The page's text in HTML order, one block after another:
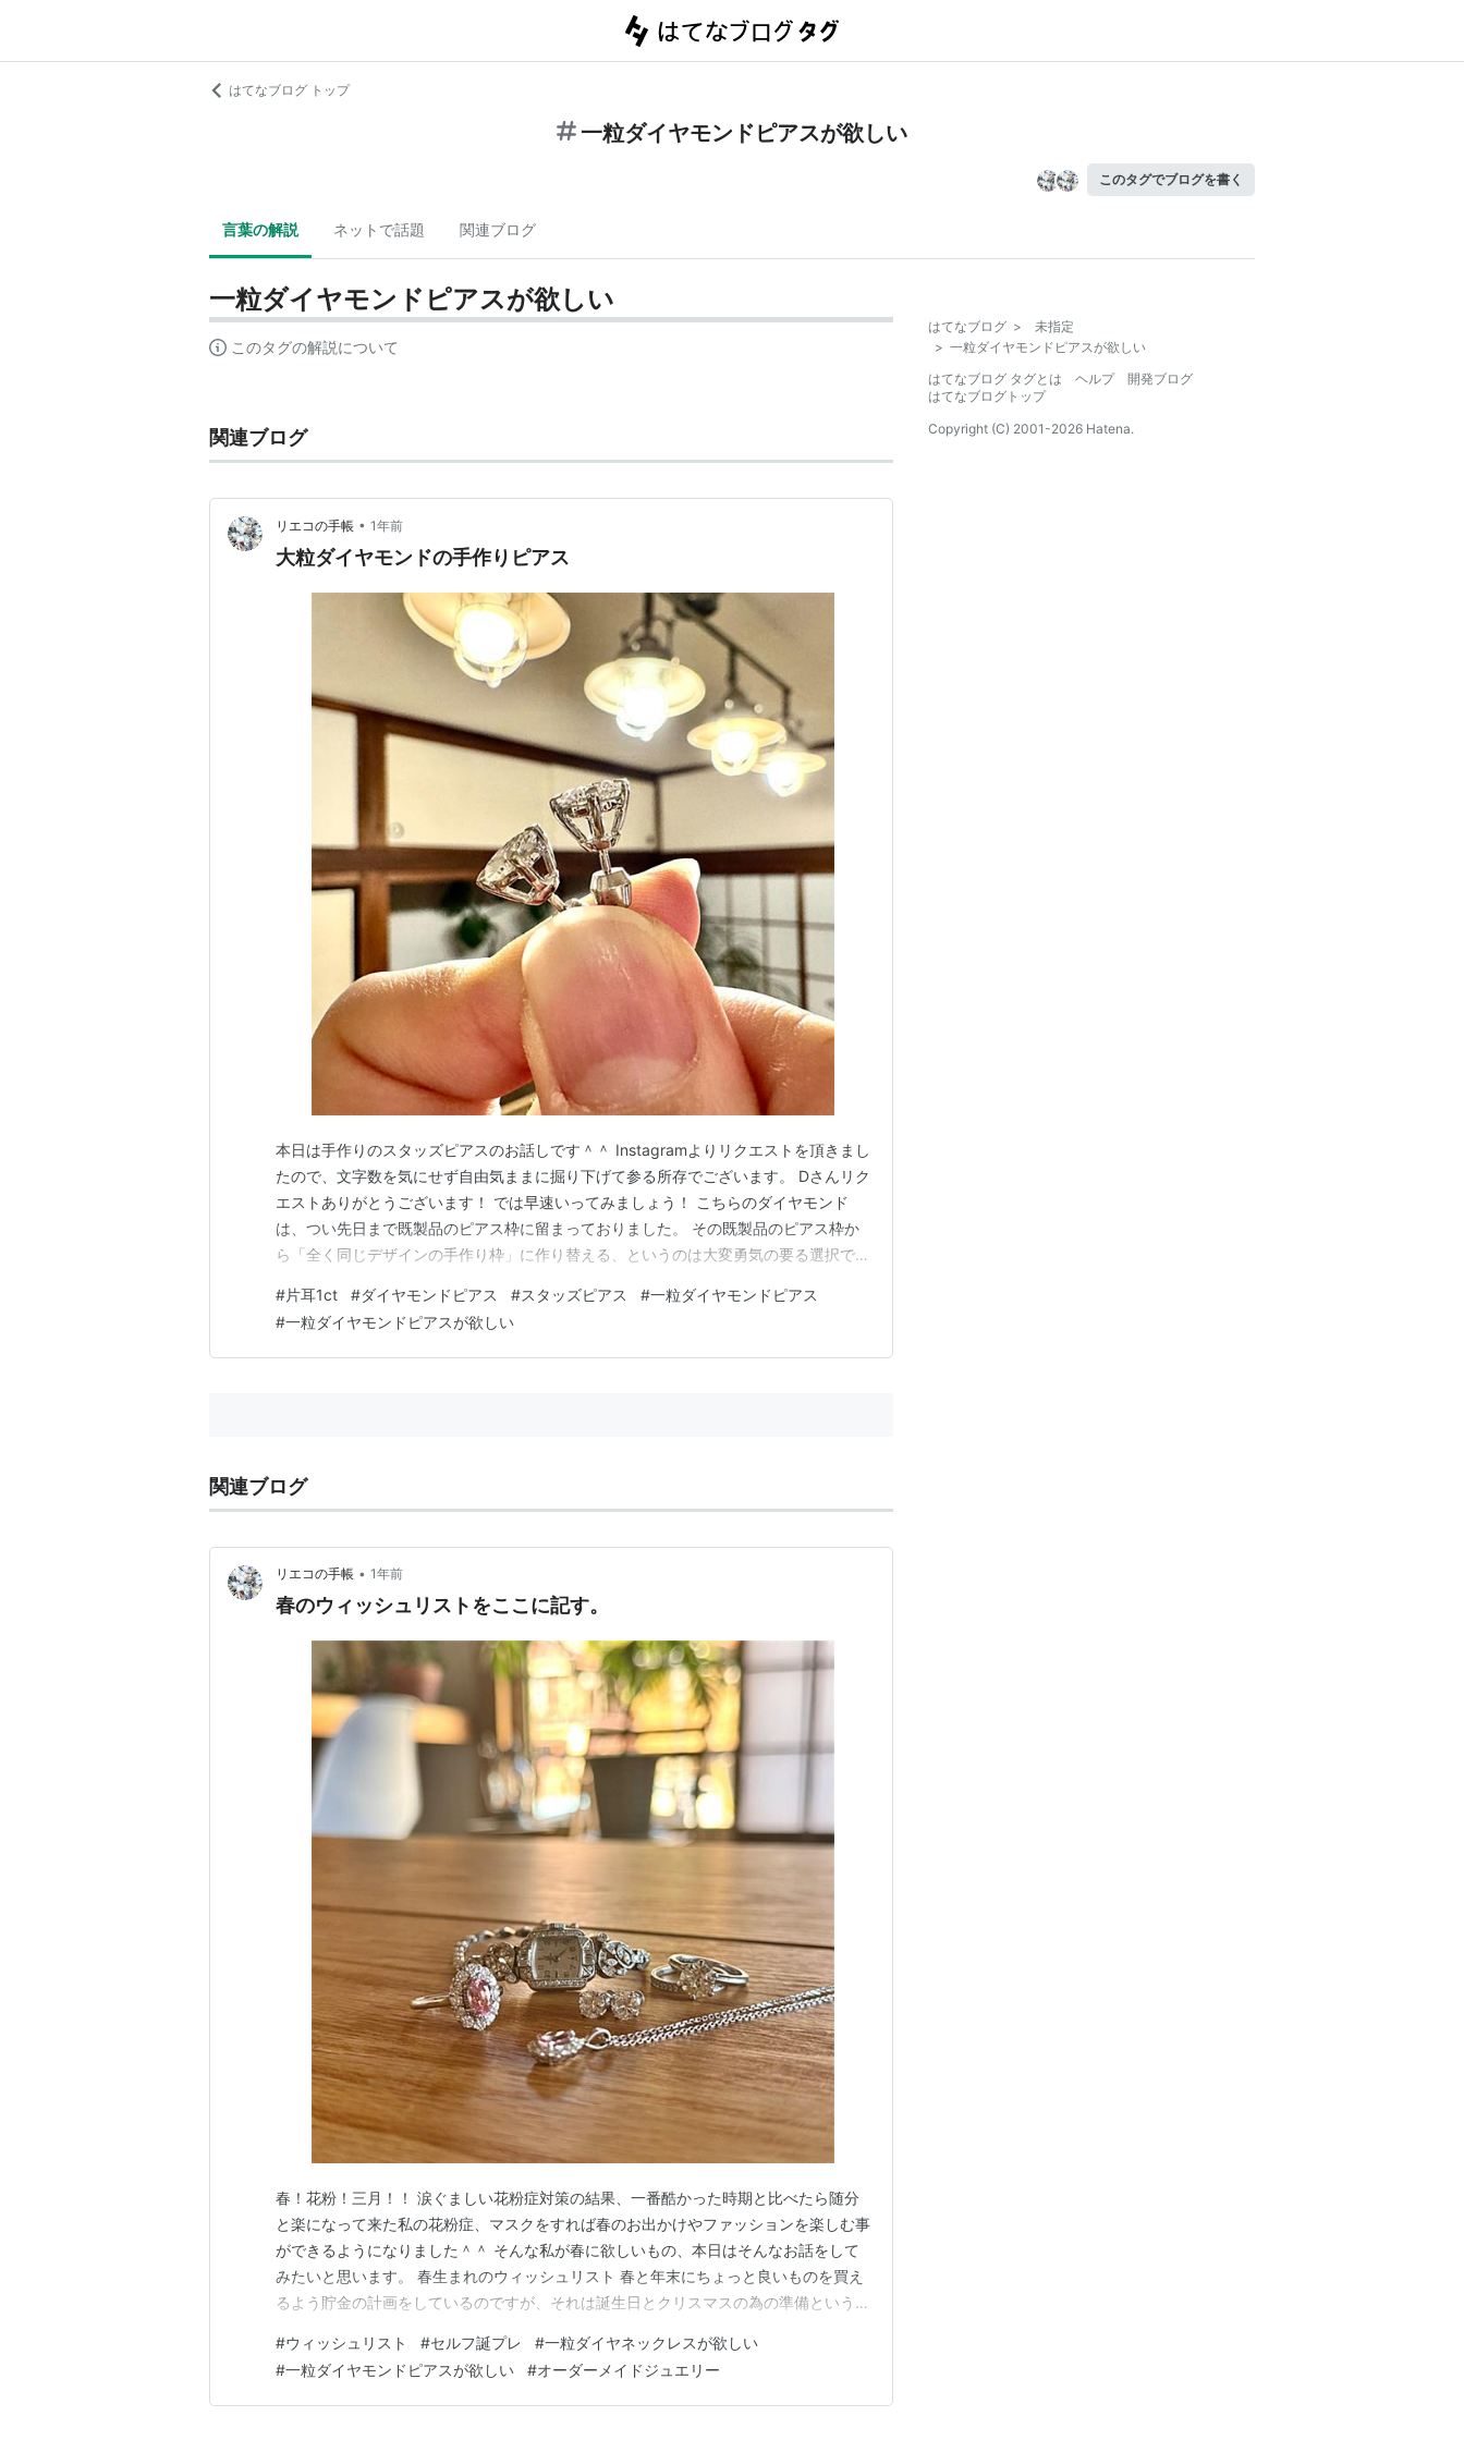
はてなブログ トップ
一粒ダイヤモンドピアスが欲しい
このタグでブログを書く
言葉の解説 ネットで話題 関連ブログ
一粒ダイヤモンドピアスが欲しい
このタグの解説について
関連ブログ
リエコの手帳 • 1年前
大粒ダイヤモンドの手作りピアス
本日は手作りのスタッズピアスのお話しです＾＾ Instagramよりリクエストを頂きまし
たので、文字数を気にせず自由気ままに掘り下げて参る所存でございます。 Dさんリク
エストありがとうございます！ では早速いってみましょう！ こちらのダイヤモンド
は、つい先日まで既製品のピアス枠に留まっておりました。 その既製品のピアス枠か
ら「全く同じデザインの手作り枠」に作り替える、というのは大変勇気の要る選択で、
す。 1. 落ちないキャッチと相性が悪くて落としそうで怖い 絶対に落としてはならない
高価なタイプのピアスは、落ちないキャ…
#片耳1ct #ダイヤモンドピアス #スタッズピアス #一粒ダイヤモンドピアス
#一粒ダイヤモンドピアスが欲しい
関連ブログ
リエコの手帳 • 1年前
春のウィッシュリストをここに記す。
春！花粉！三月！！ 涙ぐましい花粉症対策の結果、一番酷かった時期と比べたら随分
と楽になって来た私の花粉症、マスクをすれば春のお出かけやファッションを楽しむ事
ができるようになりました＾＾ そんな私が春に欲しいもの、本日はそんなお話をして
みたいと思います。 春生まれのウィッシュリスト 春と年末にちょっと良いものを買え
るよう貯金の計画をしているのですが、それは誕生日とクリスマスの為の準備という事
る最も楽しいものとなっております為、毎年気合を込めて挑みます。 まとまった資金
があると選べるお品の幅も広がりますので、節約の成績が…
#ウィッシュリスト #セルフ誕プレ #一粒ダイヤネックレスが欲しい
#一粒ダイヤモンドピアスが欲しい #オーダーメイドジュエリー
はてなブログ >
未指定
> 一粒ダイヤモンドピアスが欲しい
はてなブログ タグとは
ヘルプ
開発ブログ
はてなブログトップ
Copyright (C) 2001-2026 Hatena.